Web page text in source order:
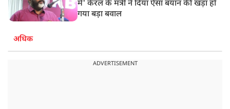
में' केरल के मंत्री ने दिया ऐसा बयान की खड़ा हो
गया बड़ा बवाल
अधिक
ADVERTISEMENT